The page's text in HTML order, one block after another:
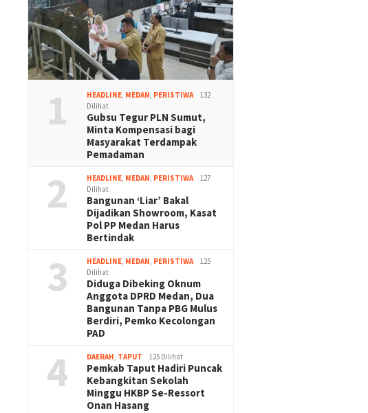
1 HEADLINE, MEDAN, PERISTIWA
132
Dilihat
Gubsu Tegur PLN Sumut,
Minta Kompensasi bagi
Masyarakat Terdampak
Pemadaman
2 HEADLINE, MEDAN, PERISTIWA
127
Dilihat
Bangunan ‘Liar’ Bakal
Dijadikan Showroom, Kasat
Pol PP Medan Harus
Bertindak
3 HEADLINE, MEDAN, PERISTIWA
125
Dilihat
Diduga Dibeking Oknum
Anggota DPRD Medan, Dua
Bangunan Tanpa PBG Mulus
Berdiri, Pemko Kecolongan
PAD
4 DAERAH, TAPUT 125 Dilihat
Pemkab Taput Hadiri Puncak
Kebangkitan Sekolah
Minggu HKBP Se-Ressort
Onan Hasang